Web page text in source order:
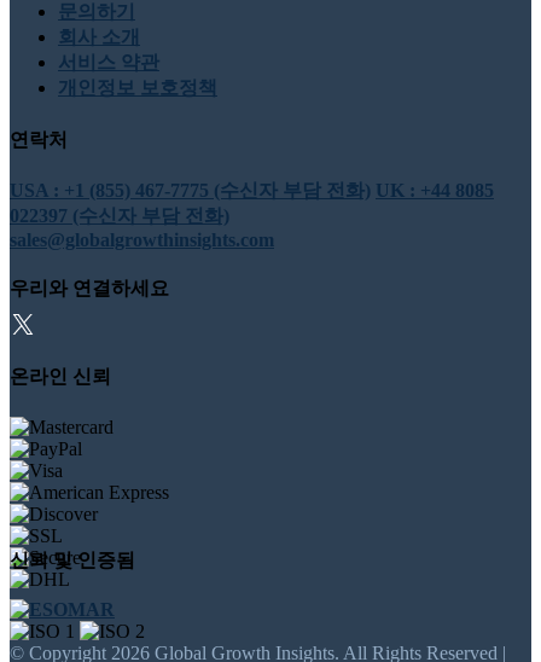
문의하기
회사 소개
서비스 약관
개인정보 보호정책
연락처
USA : +1 (855) 467-7775 (수신자 부담 전화) UK : +44 8085
022397 (수신자 부담 전화)
sales@globalgrowthinsights.com
우리와 연결하세요
온라인 신뢰
신뢰 및 인증됨
© Copyright 2026 Global Growth Insights. All Rights Reserved |